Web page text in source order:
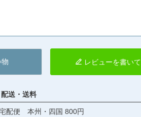
レビューを書いて
配送・送料
配便 本州・四国 800円